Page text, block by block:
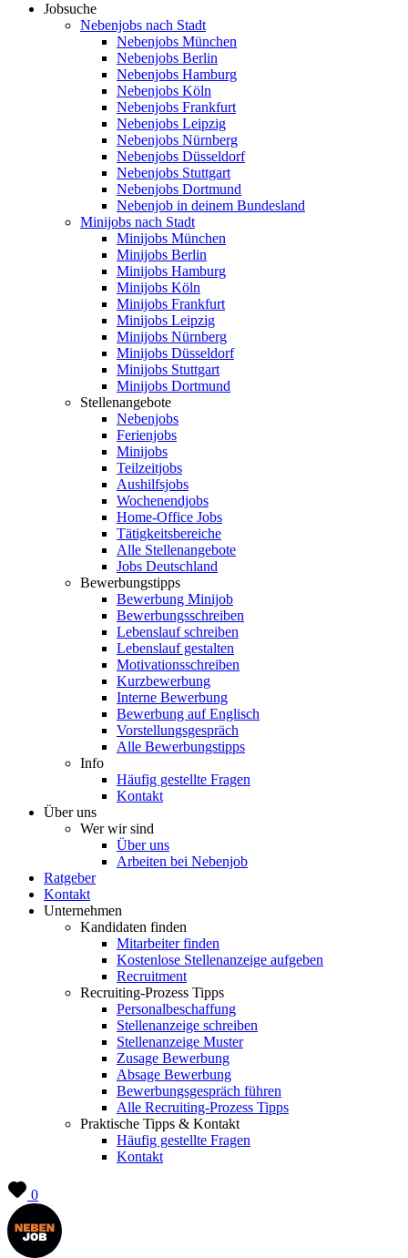
Jobsuche
Nebenjobs nach Stadt
Nebenjobs München
Nebenjobs Berlin
Nebenjobs Hamburg
Nebenjobs Köln
Nebenjobs Frankfurt
Nebenjobs Leipzig
Nebenjobs Nürnberg
Nebenjobs Düsseldorf
Nebenjobs Stuttgart
Nebenjobs Dortmund
Nebenjob in deinem Bundesland
Minijobs nach Stadt
Minijobs München
Minijobs Berlin
Minijobs Hamburg
Minijobs Köln
Minijobs Frankfurt
Minijobs Leipzig
Minijobs Nürnberg
Minijobs Düsseldorf
Minijobs Stuttgart
Minijobs Dortmund
Stellenangebote
Nebenjobs
Ferienjobs
Minijobs
Teilzeitjobs
Aushilfsjobs
Wochenendjobs
Home-Office Jobs
Tätigkeitsbereiche
Alle Stellenangebote
Jobs Deutschland
Bewerbungstipps
Bewerbung Minijob
Bewerbungsschreiben
Lebenslauf schreiben
Lebenslauf gestalten
Motivationsschreiben
Kurzbewerbung
Interne Bewerbung
Bewerbung auf Englisch
Vorstellungsgespräch
Alle Bewerbungstipps
Info
Häufig gestellte Fragen
Kontakt
Über uns
Wer wir sind
Über uns
Arbeiten bei Nebenjob
Ratgeber
Kontakt
Unternehmen
Kandidaten finden
Mitarbeiter finden
Kostenlose Stellenanzeige aufgeben
Recruitment
Recruiting-Prozess Tipps
Personalbeschaffung
Stellenanzeige schreiben
Stellenanzeige Muster
Zusage Bewerbung
Absage Bewerbung
Bewerbungsgespräch führen
Alle Recruiting-Prozess Tipps
Praktische Tipps & Kontakt
Häufig gestellte Fragen
Kontakt
0